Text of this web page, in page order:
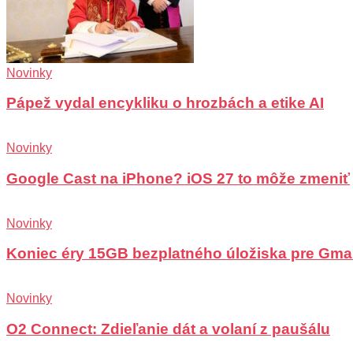
Novinky
Pápež vydal encykliku o hrozbách a etike AI
Novinky
Google Cast na iPhone? iOS 27 to môže zmeniť
Novinky
Koniec éry 15GB bezplatného úložiska pre
Novinky
O2 Connect: Zdieľanie dát a volaní z paušálu